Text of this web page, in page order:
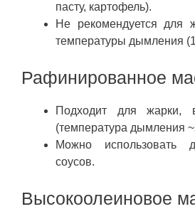
пасту, картофель).
Не рекомендуется для
температуры дымления
Рафинированное
Подходит для жарки,
(температура дымления
Можно использовать
соусов.
Высокоолеиновое